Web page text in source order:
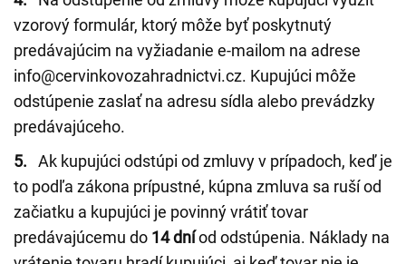
vzorový formulár, ktorý môže byť poskytnutý
predávajúcim na vyžiadanie e-mailom na adrese
info@cervinkovozahradnictvi.cz. Kupujúci môže
odstúpenie zaslať na adresu sídla alebo prevádzky
predávajúceho.
5. Ak kupujúci odstúpi od zmluvy v prípadoch, keď je
to podľa zákona prípustné, kúpna zmluva sa ruší od
začiatku a kupujúci je povinný vrátiť tovar
predávajúcemu do 14 dníod odstúpenia. Náklady na